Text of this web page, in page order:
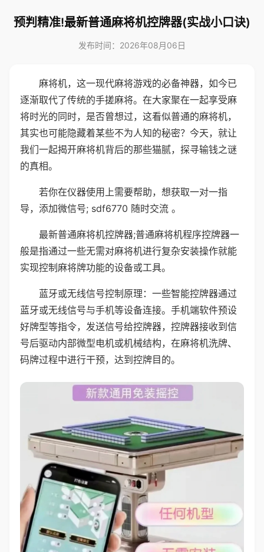
预判精准!最新普通麻将机控牌器(实战小口诀)
发布时间：2026年08月06日
麻将机，这一现代麻将游戏的必备神器，如今已
逐渐取代了传统的手搓麻将。在大家聚在一起享受麻
将时光的同时，是否曾想过，这看似普通的麻将机，
其实也可能隐藏着某些不为人知的秘密？今天，就让
我们一起揭开麻将机背后的那些猫腻，探寻输钱之谜
的真相。
若你在仪器使用上需要帮助，想获取一对一指
导，添加微信号; sdf6770 随时交流 。
最新普通麻将机控牌器;普通麻将机程序控牌器一
般是指通过一些无需对麻将机进行复杂安装操作就能
实现控制麻将牌功能的设备或工具。
蓝牙或无线信号控制原理：一些智能控牌器通过
蓝牙或无线信号与手机等设备连接。手机端软件预设
好牌型等指令，发送信号给控牌器，控牌器接收到信
号后驱动内部微型电机或机械结构，在麻将机洗牌、
码牌过程中进行干预，达到控牌目的。